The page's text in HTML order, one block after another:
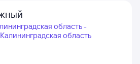
область -
область